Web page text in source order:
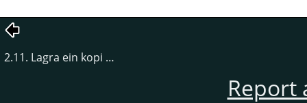
2.11. Lagra ein kopi …
Report